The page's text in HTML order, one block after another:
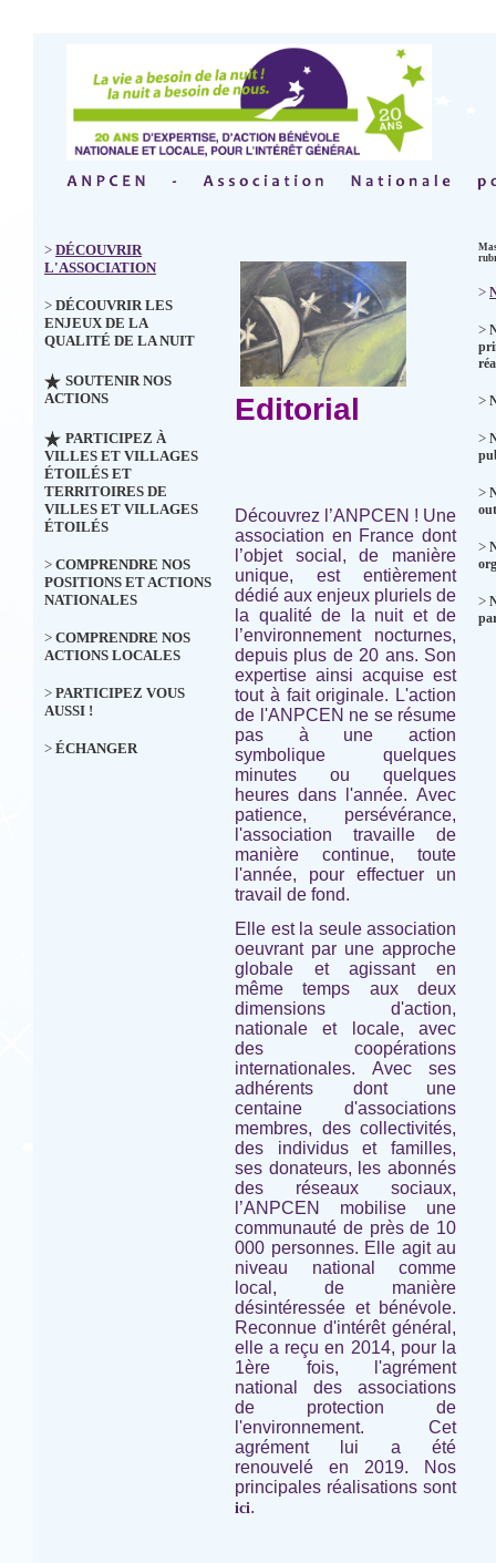
> DÉCOUVRIR
L'ASSOCIATION
> DÉCOUVRIR LES
ENJEUX DE LA
QUALITÉ DE LA NUIT
SOUTENIR NOS
ACTIONS
PARTICIPEZ À
VILLES ET VILLAGES
ÉTOILÉS ET
TERRITOIRES DE
VILLES ET VILLAGES
ÉTOILÉS
> COMPRENDRE NOS
POSITIONS ET ACTIONS
NATIONALES
> COMPRENDRE NOS
ACTIONS LOCALES
> PARTICIPEZ VOUS
AUSSI !
> ÉCHANGER
Editorial
Découvrez l’ANPCEN ! Une
association en France dont
l’objet social, de manière
unique, est entièrement
dédié aux enjeux pluriels de
la qualité de la nuit et de
l’environnement nocturnes,
depuis plus de 20 ans. Son
expertise ainsi acquise est
tout à fait originale. L'action
de l'ANPCEN ne se résume
pas à une action
symbolique quelques
minutes ou quelques
heures dans l'année. Avec
patience, persévérance,
l'association travaille de
manière continue, toute
l'année, pour effectuer un
travail de fond.
Elle est la seule association
oeuvrant par une approche
globale et agissant en
même temps aux deux
dimensions d'action,
nationale et locale, avec
des coopérations
internationales. Avec ses
adhérents dont une
centaine d'associations
membres, des collectivités,
des individus et familles,
ses donateurs, les abonnés
des réseaux sociaux,
l’ANPCEN mobilise une
communauté de près de 10
000 personnes. Elle agit au
niveau national comme
local, de manière
désintéressée et bénévole.
Reconnue d'intérêt général,
elle a reçu en 2014, pour la
1ère fois, l'agrément
national des associations
de protection de
l'environnement. Cet
agrément lui a été
renouvelé en 2019. Nos
principales réalisations sont
ici.
>
>
>
>
>
>
>